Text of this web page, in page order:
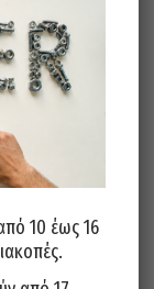
10 έως 16